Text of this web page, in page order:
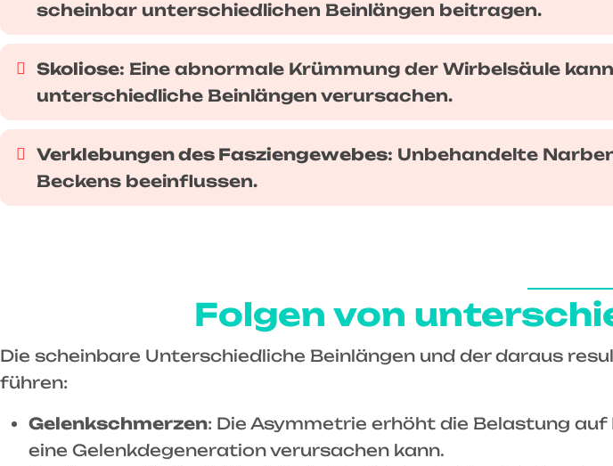
scheinbar unterschiedlichen Beinlängen beitragen.
Skoliose: Eine abnormale Krümmung der Wirbelsäule
unterschiedliche Beinlängen verursachen.
Verklebungen des Fasziengewebes: Unbehandelte
Beckens beeinflussen.
Folgen von
Die scheinbare Unterschiedliche Beinlängen und der daraus
führen:
Gelenkschmerzen: Die Asymmetrie erhöht die Belastung
eine Gelenkdegeneration verursachen kann.